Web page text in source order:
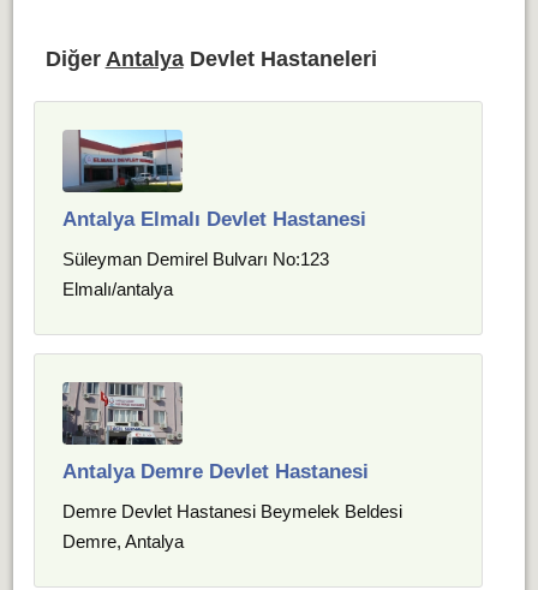
Diğer AntalyaDevlet Hastaneleri
Antalya Elmalı Devlet Hastanesi
Süleyman Demirel Bulvarı No:123
Elmalı/antalya
Antalya Demre Devlet Hastanesi
Demre Devlet Hastanesi Beymelek Beldesi
Demre, Antalya